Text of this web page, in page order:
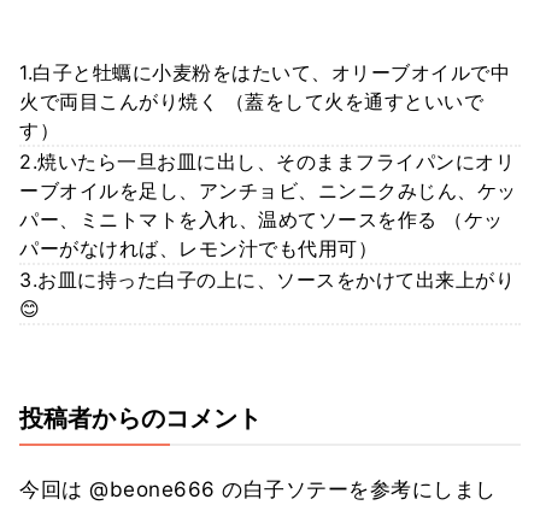
1.白子と牡蠣に小麦粉をはたいて、オリーブオイルで中
火で両目こんがり焼く （蓋をして火を通すといいで
す）
2.焼いたら一旦お皿に出し、そのままフライパンにオリ
ーブオイルを足し、アンチョビ、ニンニクみじん、ケッ
パー、ミニトマトを入れ、温めてソースを作る （ケッ
パーがなければ、レモン汁でも代用可）
3.お皿に持った白子の上に、ソースをかけて出来上がり
😊
投稿者からのコメント
今回は @beone666 の白子ソテーを参考にしまし